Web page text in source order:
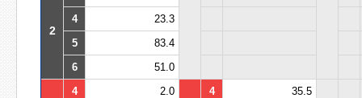
2
4
23.3
5
83.4
6
51.0
4 2.0 4
35.5